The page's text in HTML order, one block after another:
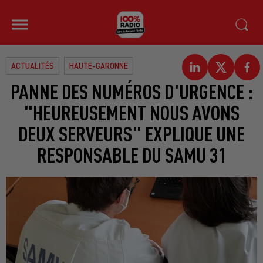
ACTUALITÉS HAUTE-GARONNE
PANNE DES NUMÉROS D'URGENCE :
"HEUREUSEMENT NOUS AVONS
DEUX SERVEURS" EXPLIQUE UNE
RESPONSABLE DU SAMU 31